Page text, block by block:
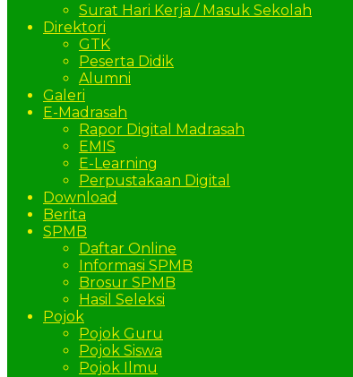
Surat Hari Kerja / Masuk Sekolah
Direktori
GTK
Peserta Didik
Alumni
Galeri
E-Madrasah
Rapor Digital Madrasah
EMIS
E-Learning
Perpustakaan Digital
Download
Berita
SPMB
Daftar Online
Informasi SPMB
Brosur SPMB
Hasil Seleksi
Pojok
Pojok Guru
Pojok Siswa
Pojok Ilmu